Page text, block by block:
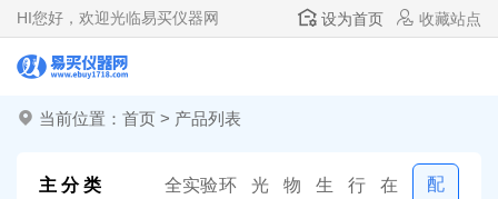
HI您好，欢迎光临易买仪器网 设为首页 收藏站点
当前位置： 首页 > 产品列表
主 分 类 全实验环 光 物 生 行 在
配